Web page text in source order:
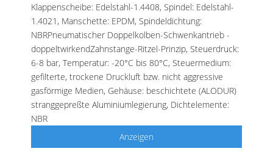
Klappenscheibe: Edelstahl-1.4408, Spindel: Edelstahl-
1.4021, Manschette: EPDM, Spindeldichtung:
NBRPneumatischer Doppelkolben-Schwenkantrieb -
doppeltwirkendZahnstange-Ritzel-Prinzip, Steuerdruck:
6-8 bar, Temperatur: -20°C bis 80°C, Steuermedium:
gefilterte, trockene Druckluft bzw. nicht aggressive
gasförmige Medien, Gehäuse: beschichtete (ALODUR)
stranggepreßte Aluminiumlegierung, Dichtelemente:
NBR
Anzeigen